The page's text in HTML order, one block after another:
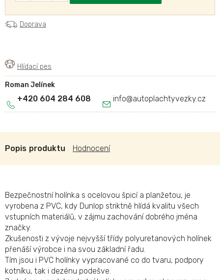
Roman Jelínek
info@autoplachtyvezky.cz
+420 604 284 608
Doprava
Popis Hodnocení
Bezpečnostní holínka s ocelovou špicí a planžetou, je
vyrobena z PVC, kdy Dunlop striktně hlídá kvalitu všech
vstupních materiálů, v zájmu zachování dobrého jména
značky.
Zkušenosti z vývoje nejvyšší třídy polyuretanových holínek
přenáší výrobce i na svou základní řadu.
Tím jsou i PVC holínky vypracované co do tvaru, podpory
kotníku, tak i dezénu podešve.